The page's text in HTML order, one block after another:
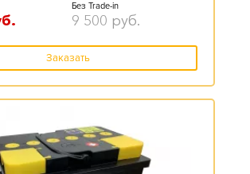
Без Trade-in
9 500 руб.
Заказать